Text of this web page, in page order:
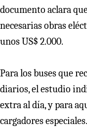
documento aclara
necesarias obras
unos US$ 2.000.
Para los buses que
diarios, el estudio
extra al día, y para
cargadores